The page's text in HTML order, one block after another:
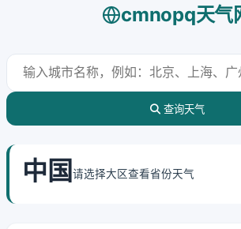
cmnopq天气
查询天气
中国 请选择大区查看省份天气